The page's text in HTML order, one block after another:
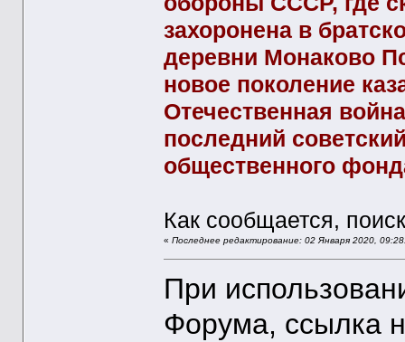
захоронена в
деревни Монаково
новое поколение
Отечественная
последний
общественного
Как сообщается,
« Последнее редактирование: 02 Января 2020,
При
Форума, ссылка